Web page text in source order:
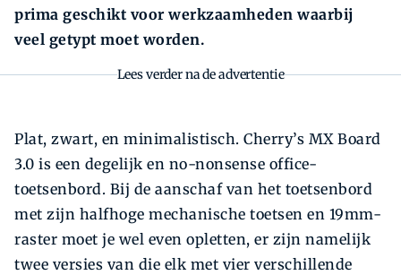
prima geschikt voor werkzaamheden waarbij
veel getypt moet worden.
Lees verder na de advertentie
Plat, zwart, en minimalistisch. Cherry’s MX Board
3.0 is een degelijk en no-nonsense office-
toetsenbord. Bij de aanschaf van het toetsenbord
met zijn halfhoge mechanische toetsen en 19mm-
raster moet je wel even opletten, er zijn namelijk
twee versies van die elk met vier verschillende